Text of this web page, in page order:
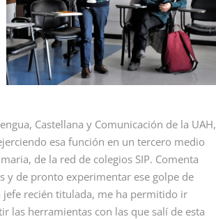
Castellana y Comunicación de la UAH,
esa función en un tercero medio
de la red de colegios SIP. Comenta
y de pronto experimentar ese golpe de
recién titulada, me ha permitido ir
las herramientas con las que salí de esta